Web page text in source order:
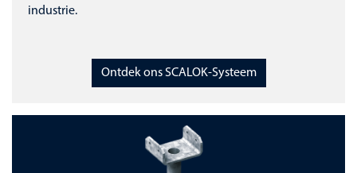
industrie.
Ontdek ons SCALOK-Systeem